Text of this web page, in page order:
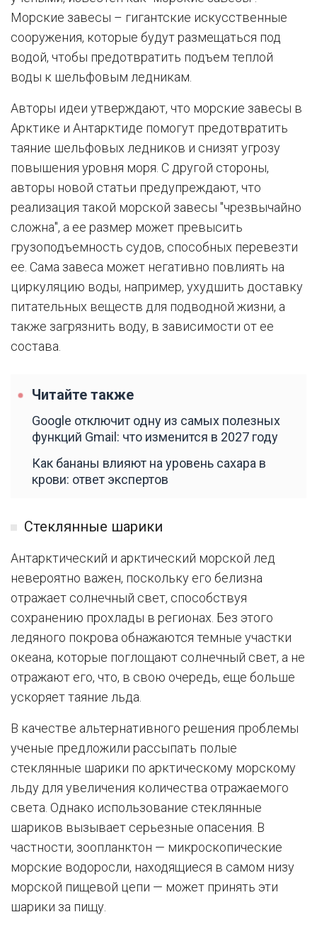
Морские завесы – гигантские искусственные
сооружения, которые будут размещаться под
водой, чтобы предотвратить подъем теплой
воды к шельфовым ледникам.
Авторы идеи утверждают, что морские завесы в
Арктике и Антарктиде помогут предотвратить
таяние шельфовых ледников и снизят угрозу
повышения уровня моря. С другой стороны,
авторы новой статьи предупреждают, что
реализация такой морской завесы "чрезвычайно
сложна", а ее размер может превысить
грузоподъемность судов, способных перевезти
ее. Сама завеса может негативно повлиять на
циркуляцию воды, например, ухудшить доставку
питательных веществ для подводной жизни, а
также загрязнить воду, в зависимости от ее
состава.
Читайте также
Google отключит одну из самых полезных
функций Gmail: что изменится в 2027 году
Как бананы влияют на уровень сахара в
крови: ответ экспертов
Стеклянные шарики
Антарктический и арктический морской лед
невероятно важен, поскольку его белизна
отражает солнечный свет, способствуя
сохранению прохлады в регионах. Без этого
ледяного покрова обнажаются темные участки
океана, которые поглощают солнечный свет, а не
отражают его, что, в свою очередь, еще больше
ускоряет таяние льда.
В качестве альтернативного решения проблемы
ученые предложили рассыпать полые
стеклянные шарики по арктическому морскому
льду для увеличения количества отражаемого
света. Однако использование стеклянные
шариков вызывает серьезные опасения. В
частности, зоопланктон — микроскопические
морские водоросли, находящиеся в самом низу
морской пищевой цепи — может принять эти
шарики за пищу.